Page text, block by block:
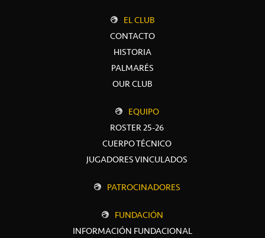
EL CLUB
CONTACTO
HISTORIA
PALMARÉS
OUR CLUB
EQUIPO
ROSTER 25-26
CUERPO TÉCNICO
JUGADORES VINCULADOS
PATROCINADORES
FUNDACIÓN
INFORMACIÓN FUNDACIONAL